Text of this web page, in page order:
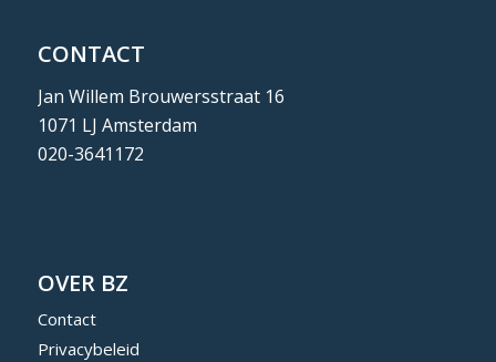
CONTACT
Jan Willem Brouwersstraat 16
1071 LJ Amsterdam
020-3641172
OVER BZ
Contact
Privacybeleid